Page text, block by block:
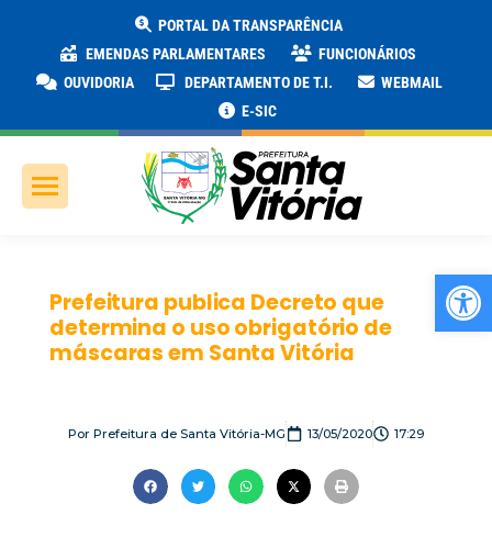
PORTAL DA TRANSPARÊNCIA
EMENDAS PARLAMENTARES
FUNCIONÁRIOS
OUVIDORIA
DEPARTAMENTO DE T.I.
WEBMAIL
E-SIC
Prefeitura publica Decreto que
determina o uso obrigatório de
máscaras em Santa Vitória
Por Prefeitura de Santa Vitória-MG 13/05/2020 17:29